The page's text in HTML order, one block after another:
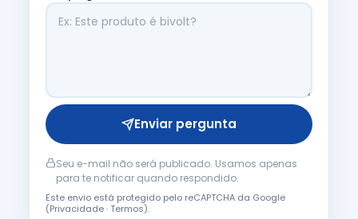
Enviar pergunta
Seu e-mail não será publicado. Usamos apenas
para te notificar quando respondido.
Este envio está protegido pelo reCAPTCHA da Google
(Privacidade·Termos).